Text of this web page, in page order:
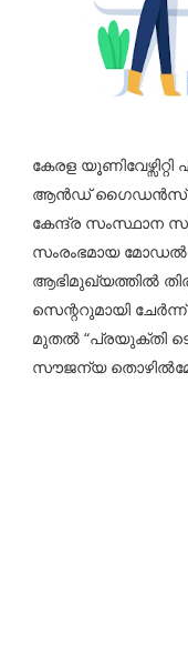
കേരള
ആൻഡ് ഗൈഡൻസ്
കേന്ദ്ര സംസ്ഥാന
സംരംഭമായ മോഡൽ
ആഭിമുഖ്യത്തിൽ
സെന്ററുമായി
മുതൽ “പ്രയുക്തി
സൗജന്യ